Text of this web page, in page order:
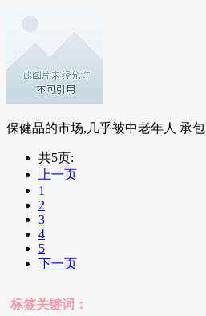
保健品的市场,几乎被中老年人 承
共5页:
上一页
1
2
3
4
5
下一页
标签关键词：